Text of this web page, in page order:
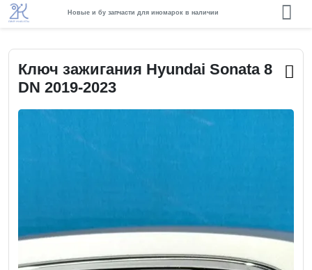
Новые и бу запчасти для иномарок в наличии
Ключ зажигания Hyundai Sonata 8
DN 2019-2023